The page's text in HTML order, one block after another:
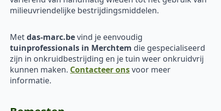
milieuvriendelijke bestrijdingsmiddelen.
Metdas-marc.bevind je eenvoudig
tuinprofessionals in Merchtem die gespecialiseerd
zijn in onkruidbestrijding en je tuin weer onkruidvrij
kunnen maken. Contacteer onsvoor meer
informatie.